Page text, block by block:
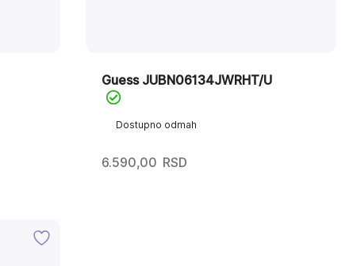
Dostupno odmah
Guess JUBN06134JWRHT/U
6.590,00 RSD